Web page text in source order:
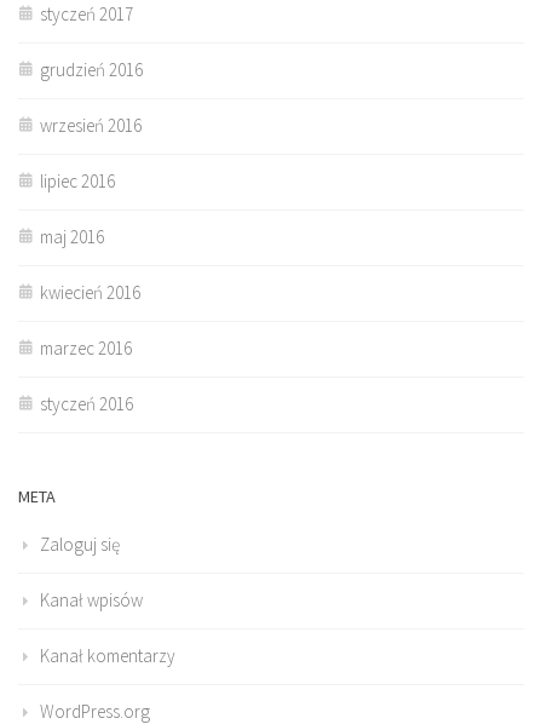
styczeń 2017
grudzień 2016
wrzesień 2016
lipiec 2016
maj 2016
kwiecień 2016
marzec 2016
styczeń 2016
META
Zaloguj się
Kanał wpisów
Kanał komentarzy
WordPress.org